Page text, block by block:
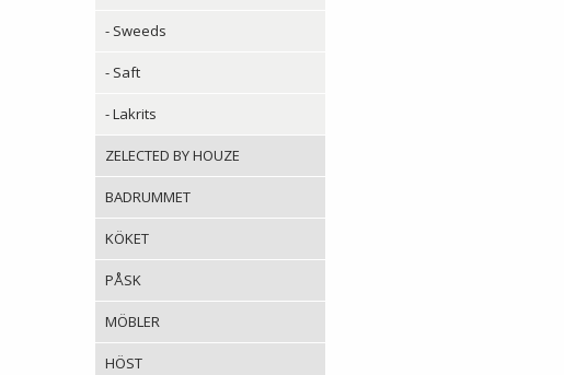
- Sweeds
- Saft
- Lakrits
ZELECTED BY HOUZE
BADRUMMET
KÖKET
PÅSK
MÖBLER
HÖST